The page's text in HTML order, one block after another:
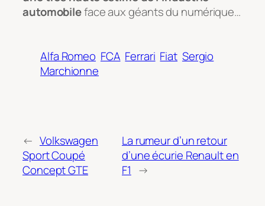
automobileface aux géants du numérique…
Alfa Romeo FCA Ferrari Fiat Sergio
Marchionne
← Volkswagen
Sport Coupé
Concept GTE
La rumeur d’un retour
d’une écurie Renault en
F1 →